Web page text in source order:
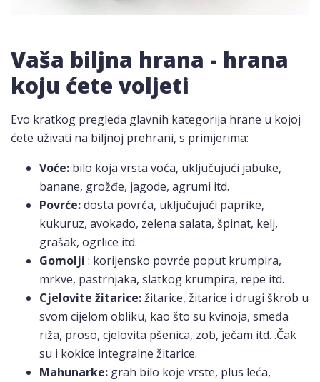
Vaša biljna hrana - hrana
koju ćete voljeti
Evo kratkog pregleda glavnih kategorija hrane u kojoj
ćete uživati ​​na biljnoj prehrani, s primjerima:
Voće: bilo koja vrsta voća, uključujući jabuke,
banane, grožđe, jagode, agrumi itd.
Povrće:dosta povrća, uključujući paprike,
kukuruz, avokado, zelena salata, špinat, kelj,
grašak, ogrlice itd.
Gomolji : korijensko povrće poput krumpira,
mrkve, pastrnjaka, slatkog krumpira, repe itd.
Cjelovite žitarice:žitarice, žitarice i drugi škrob u
svom cijelom obliku, kao što su kvinoja, smeđa
riža, proso, cjelovita pšenica, zob, ječam itd. .Čak
su i kokice integralne žitarice.
Mahunarke: grah bilo koje vrste, plus leća,